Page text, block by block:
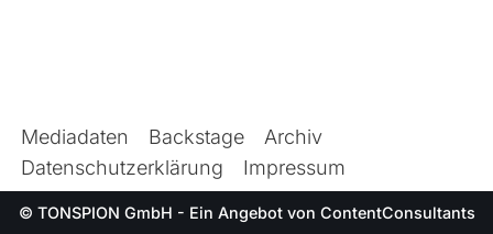
Mediadaten Backstage
Archiv
Datenschutzerklärung
Impressum
© TONSPION GmbH - Ein Angebot von ContentConsultants